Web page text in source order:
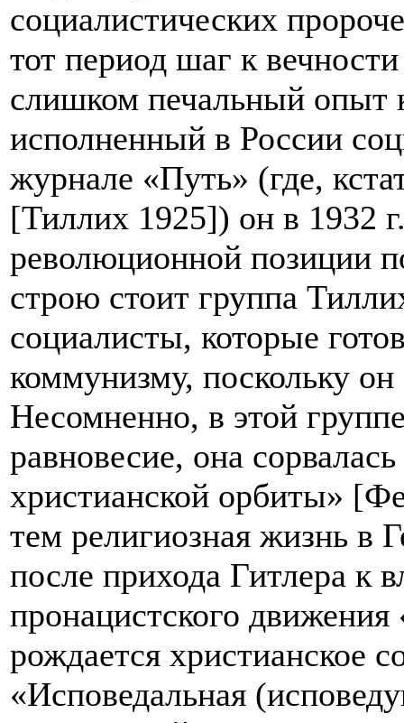
социалистических
тот период шаг к
слишком печальный опыт
исполненный в России
журнале «Путь» (где,
[Тиллих 1925]) он в 1932
революционной позиции
строю стоит группа
социалисты, которые
коммунизму, поскольку
Несомненно, в этой
равновесие, она
христианской орбиты»
тем религиозная жизнь в
после прихода Гитлера к
пронацистского
рождается христианское
«Исповедальная